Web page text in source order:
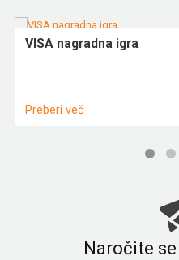
VISA nagradna igra
Preberi več
Naročite